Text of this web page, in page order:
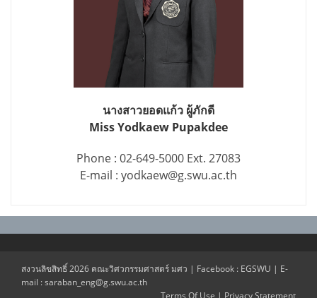
นางสาวยอดแก้ว ผู้ภักดี
Miss Yodkaew Pupakdee
Phone : 02-649-5000 Ext. 27083
E-mail : yodkaew@g.swu.ac.th
สงวนลิขสิทธิ์ 2026 คณะวิศวกรรมศาสตร์ มศว | Facebook : EGSWU | E-
mail : saraban_eng@g.swu.ac.th
Terms Of Use | Privacy Statement